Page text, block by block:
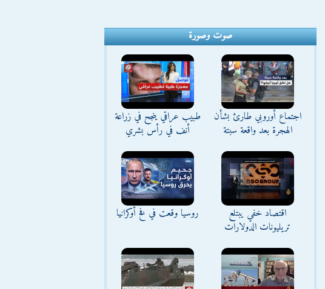
صوت وصورة
اجتماع أوروبي طارئ بشأن
الهجرة بعد واقعة سبتة
طبيب عراقي ينجح في زراعة
أنف في رأس بشري
اقتصاد خفي يبتلع
تريليونات الدولارات
روسيا وقعت في فخ أوكرانيا